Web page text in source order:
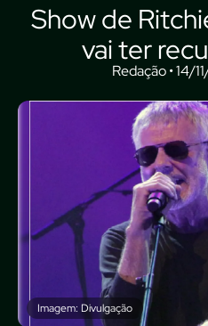
Show de
vai ter
Redação • 14/
Imagem: Divulgação